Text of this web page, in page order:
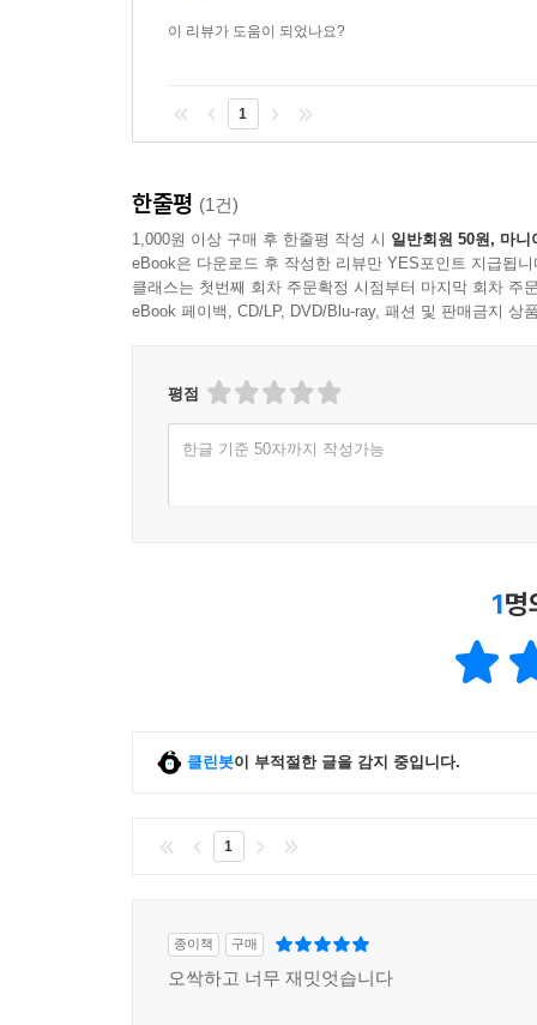
이 리뷰가 도움이 되었나요?
1
한줄평 (1건)
1,000원 이상 구매 후 한줄평 작성 시 일반회원 50원, 마니
eBook은 다운로드 후 작성한 리뷰만 YES포인트 지급됩니
클래스는 첫번째 회차 주문확정 시점부터 마지막 회차 주
eBook 페이백, CD/LP, DVD/Blu-ray, 패션 및 판매금지 상
평점
한글 기준 50자까지 작성가능
1명
클린봇이 부적절한 글을 감지 중입니다.
1
종이책 구매
오싹하고 너무 재밋엇습니다